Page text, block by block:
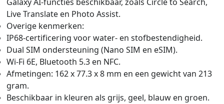
Live Translate en Photo Assist.
Overige kenmerken:
IP68-certificering voor water- en stofbestendigheid.
Dual SIM ondersteuning (Nano SIM en eSIM).
Wi-Fi 6E, Bluetooth 5.3 en NFC.
Afmetingen: 162 x 77.3 x 8 mm en een gewicht van 213
gram.
Beschikbaar in kleuren als grijs, geel, blauw en groen.